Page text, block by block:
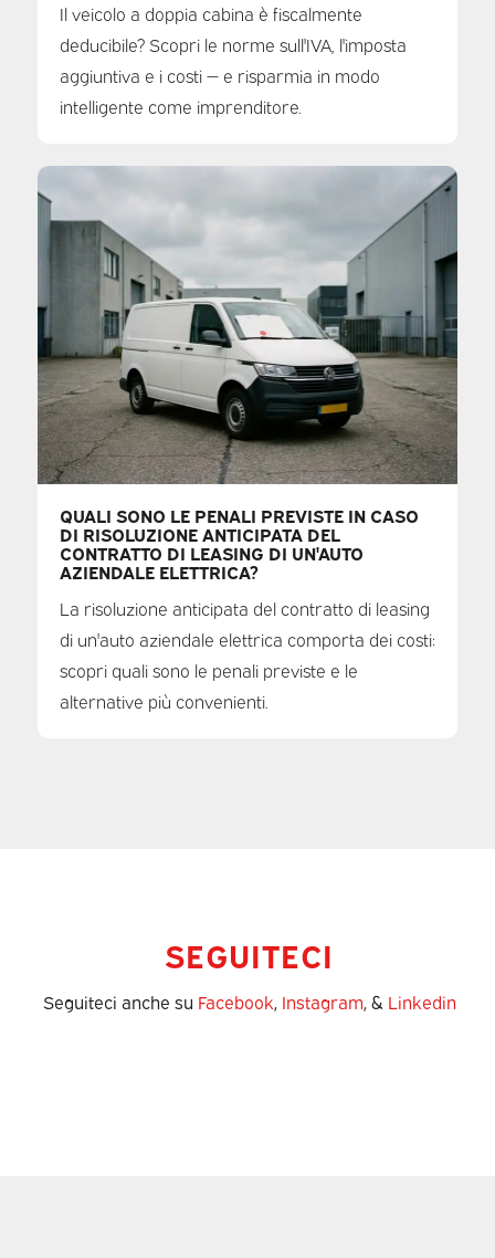
Il veicolo a doppia cabina è fiscalmente
deducibile? Scopri le norme sull'IVA, l'imposta
aggiuntiva e i costi — e risparmia in modo
intelligente come imprenditore.
QUALI SONO LE PENALI PREVISTE IN CASO
DI RISOLUZIONE ANTICIPATA DEL
CONTRATTO DI LEASING DI UN'AUTO
AZIENDALE ELETTRICA?
La risoluzione anticipata del contratto di leasing
di un'auto aziendale elettrica comporta dei costi:
scopri quali sono le penali previste e le
alternative più convenienti.
SEGUITECI
Seguiteci anche su Facebook, Instagram, & Linkedin